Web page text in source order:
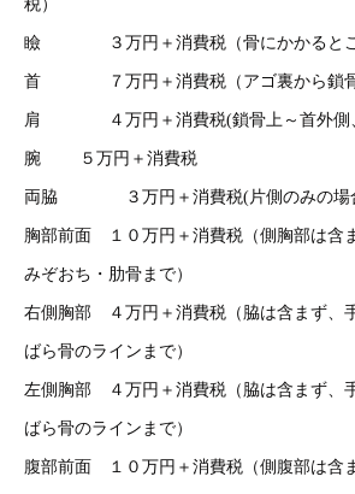
税）
瞼 ３万円＋消費税（骨にかかるとこ
首 ７万円＋消費税（アゴ裏から鎖骨
肩 ４万円＋消費税(鎖骨上～首外側、
腕 ５万円＋消費税
両脇 ３万円＋消費税(片側のみの場
胸部前面 １０万円＋消費税（側胸部は含
みぞおち・肋骨まで）
右側胸部 ４万円＋消費税（脇は含まず、
ばら骨のラインまで）
左側胸部 ４万円＋消費税（脇は含まず、
ばら骨のラインまで）
腹部前面 １０万円＋消費税（側腹部は含